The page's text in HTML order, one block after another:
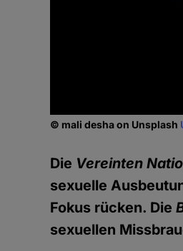
© mali desha on Unsplash
Die Vereinten
sexuelle
Fokus rücken. Die
sexuellen